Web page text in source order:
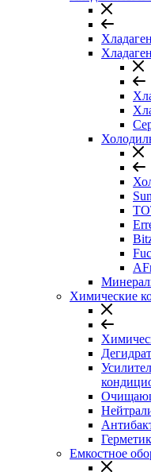
Химические
Емкостное